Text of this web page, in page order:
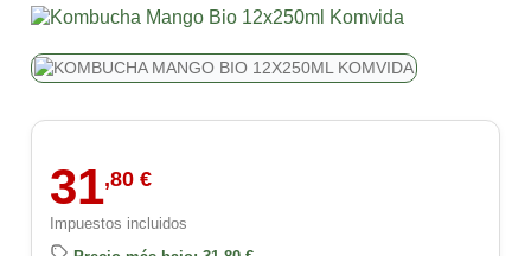
31,80 €
Impuestos incluidos